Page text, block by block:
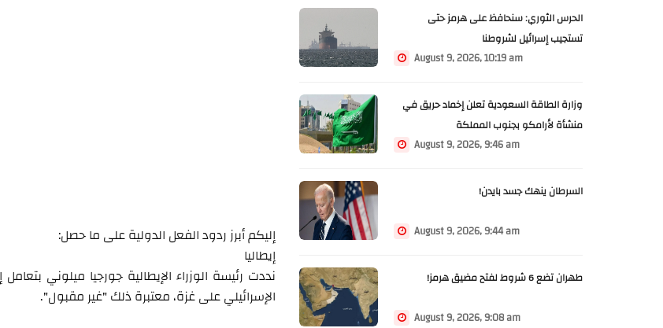
إليكم أبرز ردود الفعل الدولية على ما حصل:
إيطاليا
نددت رئيسة الوزراء الإيطالية جورجيا ميلوني
الإسرائيلي على غزة، معتبرة ذلك "غير مقبول".
الحرس الثوري: سنحافظ على هرمز حتى
تستجيب إسرائيل لشروطنا
August 9, 2026, 10:19 am
وزارة الطاقة السعودية تعلن إخماد حريق في
منشأة لأرامكو بجنوب المملكة
August 9, 2026, 9:46 am
السرطان ينهك جسد بايدن!
August 9, 2026, 9:44 am
طهران تضع 6 شروط لفتح مضيق هرمز!
August 9, 2026, 9:08 am